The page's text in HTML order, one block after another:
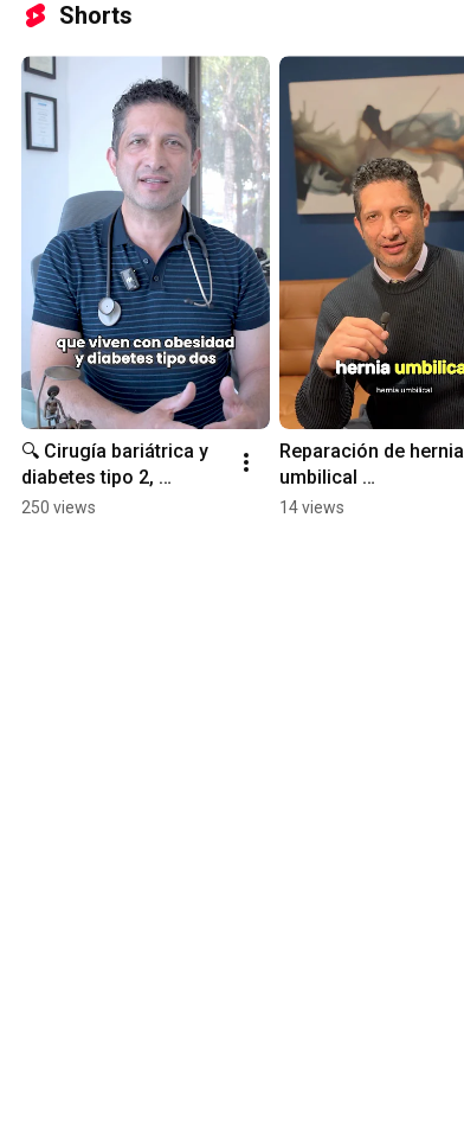
Shorts
🔍 Cirugía bariátrica y
diabetes tipo 2,
recupera tu salud. 📍
250 views
Reparación de hernia
umbilical
#cirugiageneral
14 views